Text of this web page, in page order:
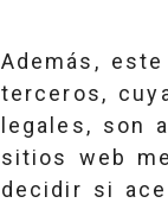
Además,
terceros,
legales, son
sitios web
decidir si